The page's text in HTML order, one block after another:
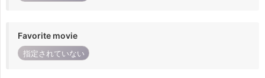
Favorite movie
指定されていない